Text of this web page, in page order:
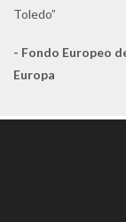
Toledo”
- Fondo Europeo
Europa